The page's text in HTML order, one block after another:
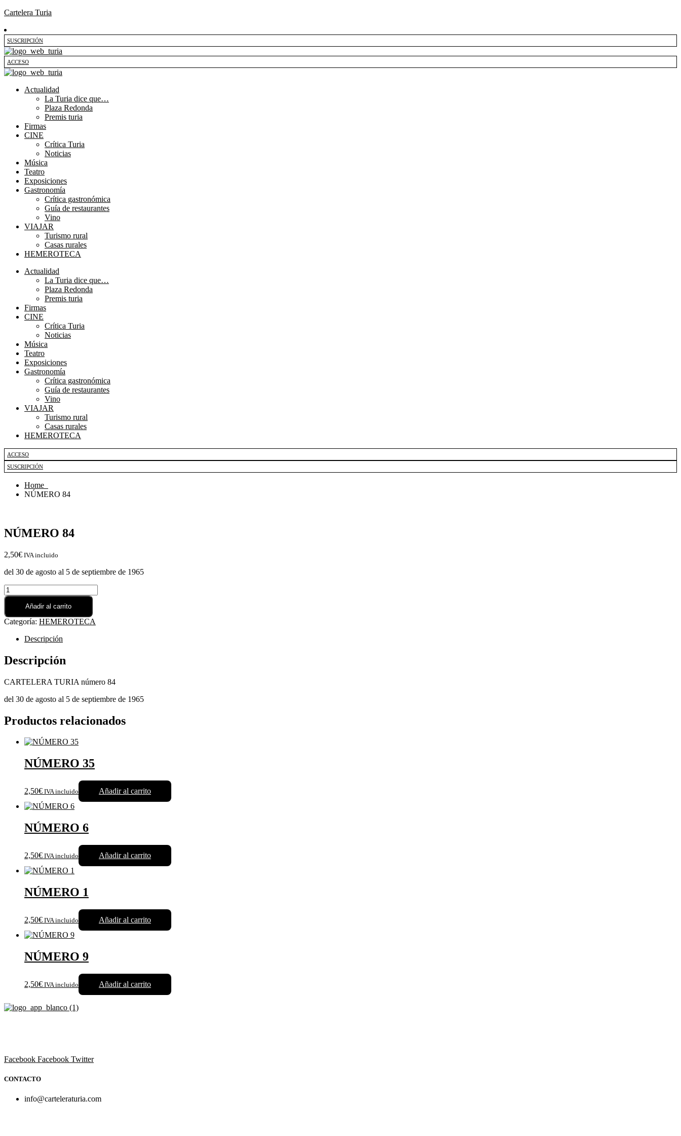
Cartelera Turia
SUSCRIPCIÓN
ACCESO
Actualidad
La Turia dice que…
Plaza Redonda
Premis turia
Firmas
CINE
Crítica Turia
Noticias
Música
Teatro
Exposiciones
Gastronomía
Crítica gastronómica
Guía de restaurantes
Vino
VIAJAR
Turismo rural
Casas rurales
HEMEROTECA
Menú
Actualidad
La Turia dice que…
Plaza Redonda
Premis turia
Firmas
CINE
Crítica Turia
Noticias
Música
Teatro
Exposiciones
Gastronomía
Crítica gastronómica
Guía de restaurantes
Vino
VIAJAR
Turismo rural
Casas rurales
HEMEROTECA
ACCESO
SUSCRIPCIÓN
Home
NÚMERO 84
NÚMERO 84
2,50€ IVA incluido
del 30 de agosto al 5 de septiembre de 1965
NÚMERO
84
cantidadAñadir al carrito
Categoría: HEMEROTECA
Descripción
Descripción
CARTELERA TURIA número 84
del 30 de agosto al 5 de septiembre de 1965
Productos relacionados
NÚMERO 35
2,50€ IVA incluido Añadir al carrito
NÚMERO 6
2,50€ IVA incluido Añadir al carrito
NÚMERO 1
2,50€ IVA incluido Añadir al carrito
NÚMERO 9
2,50€ IVA incluido Añadir al carrito
Facebook Facebook Twitter
CONTACTO
info@carteleraturia.com